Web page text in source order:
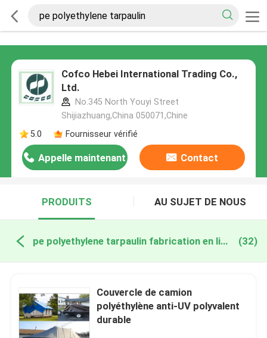
Cofco Hebei International Trading Co.,
Ltd.
No.345 North Youyi Street
Shijiazhuang,China 050071,Chine
5.0
Fournisseur vérifié
Appelle maintenant Contact
PRODUITS AU SUJET DE NOUS
pe polyethylene tarpaulin fabrication en ligne (32)
Couvercle de camion
polyéthylène anti-UV polyvalent
durable